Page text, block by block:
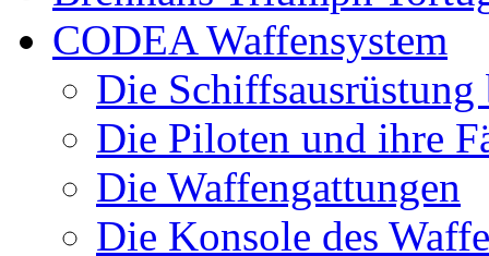
CODEA Waffensystem
Die Schiffsausrüstung
Die Piloten und ihre
Die Waffengattungen
Die Konsole des